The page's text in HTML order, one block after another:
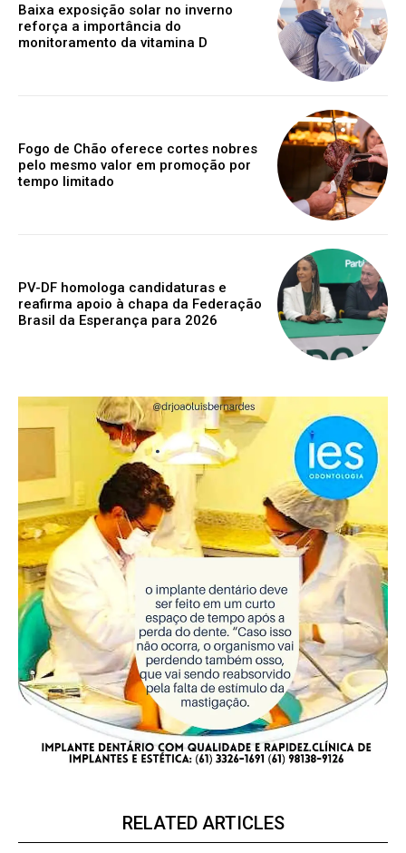
Baixa exposição solar no inverno
reforça a importância do
monitoramento da vitamina D
Fogo de Chão oferece cortes nobres
pelo mesmo valor em promoção por
tempo limitado
PV-DF homologa candidaturas e
reafirma apoio à chapa da Federação
Brasil da Esperança para 2026
RELATED ARTICLES